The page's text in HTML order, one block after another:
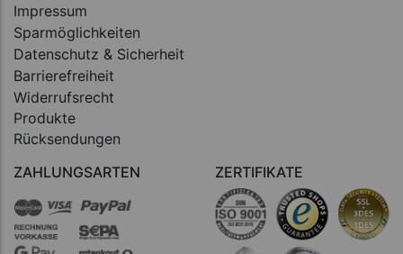
Impressum
Sparmöglichkeiten
Datenschutz & Sicherheit
Barrierefreiheit
Widerrufsrecht
Produkte
Rücksendungen
ZAHLUNGSARTEN ZERTIFIKATE